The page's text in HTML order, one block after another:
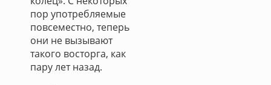
пор употребляемые
повсеместно, теперь
они не вызывают
такого восторга, как
пару лет назад.